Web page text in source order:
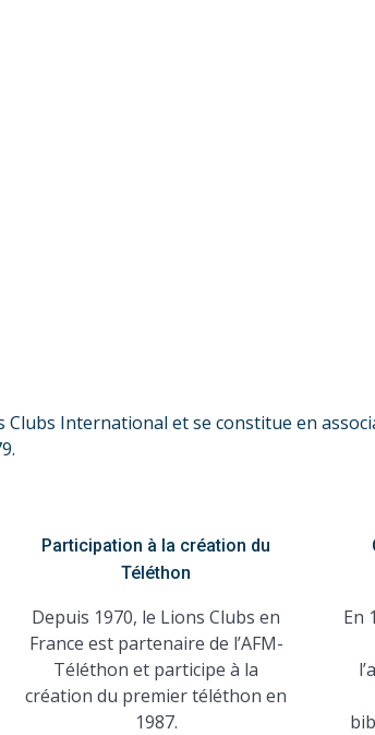
International et se constitue en
Participation à la création du
Téléthon
Depuis 1970, le Lions Clubs en
France est partenaire de l’AFM-
Téléthon et participe à la
création du premier téléthon en
1987.
En